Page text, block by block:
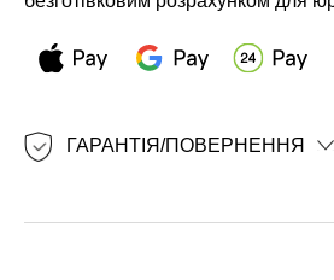
ГАРАНТІЯ/ПОВЕРНЕННЯ